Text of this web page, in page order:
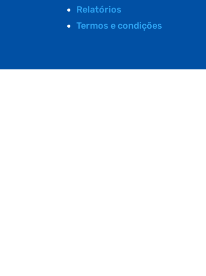
Relatórios
Termos e condições